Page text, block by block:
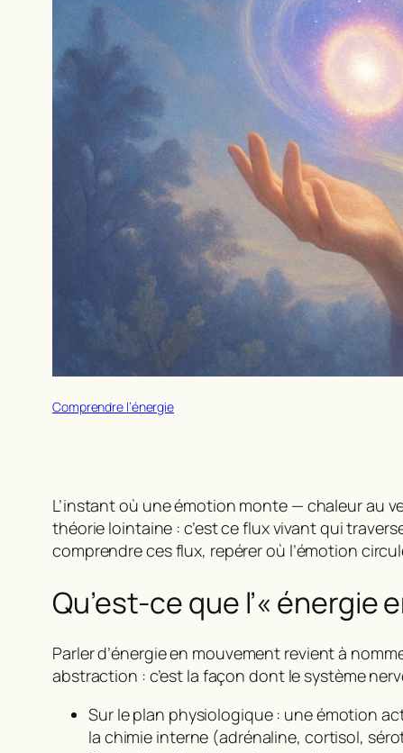
Comprendre l’énergie
L’instant où une émotion monte — chaleur au
théorie lointaine : c’est ce flux vivant qui
comprendre ces flux, repérer où l’émotion
Qu’est-ce que l’«
Parler d’énergie en mouvement revient à
abstraction : c’est la façon dont le système
Sur le plan physiologique : une émotion
la chimie interne (adrénaline, cortisol,